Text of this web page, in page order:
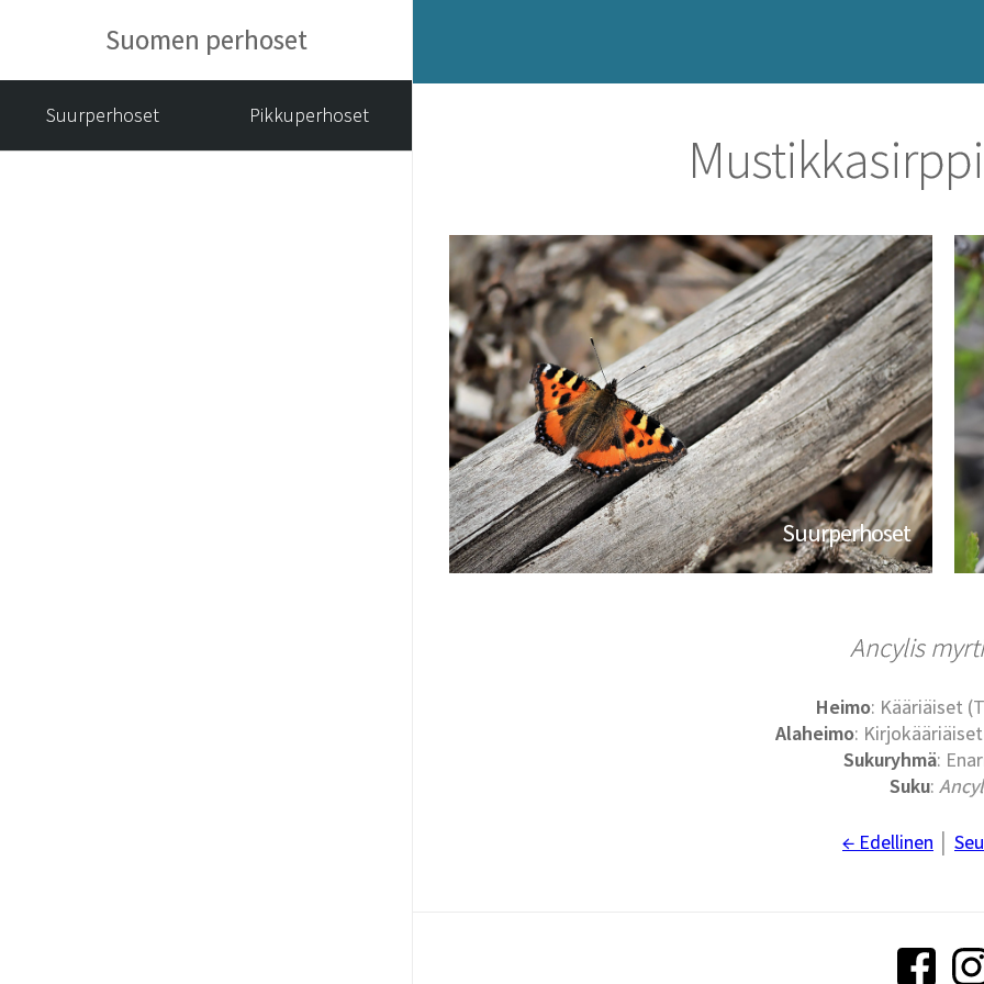
Suomen perhoset
Suurperhoset Pikkuperhoset
Suurperhoset
Ancylis
Heimo: Kääriäiset
Alaheimo:
Sukuryhmä:
Suku:
← Edellinen